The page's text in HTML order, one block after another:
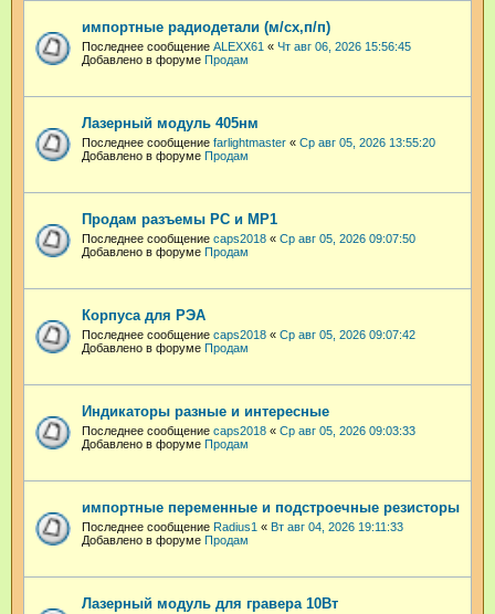
импортные радиодетали (м/сх,п/п)
Последнее сообщение ALEXX61 « Чт авг 06, 2026 15:56:45
Добавлено в форуме Продам
Лазерный модуль 405нм
Последнее сообщение farlightmaster « Ср авг 05, 2026 13:55:20
Добавлено в форуме Продам
Продам разъемы РС и МР1
Последнее сообщение caps2018 « Ср авг 05, 2026 09:07:50
Добавлено в форуме Продам
Корпуса для РЭА
Последнее сообщение caps2018 « Ср авг 05, 2026 09:07:42
Добавлено в форуме Продам
Индикаторы разные и интересные
Последнее сообщение caps2018 « Ср авг 05, 2026 09:03:33
Добавлено в форуме Продам
импортные переменные и подстроечные резисторы
Последнее сообщение Radius1 « Вт авг 04, 2026 19:11:33
Добавлено в форуме Продам
Лазерный модуль для гравера 10Вт